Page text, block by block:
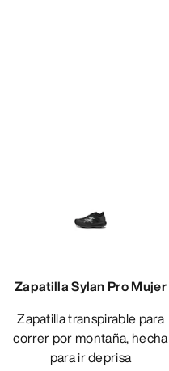
Zapatilla Sylan Pro Mujer
Zapatilla transpirable para
correr por montaña, hecha
para ir deprisa